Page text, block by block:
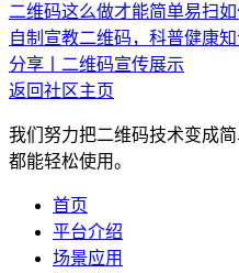
二维码这么做才能简单易扫
自制宣教二维码，科普健康
分享丨二维码宣传展示
返回社区主页
我们努力把二维码技术变成
都能轻松使用。
首页
平台介绍
场景应用